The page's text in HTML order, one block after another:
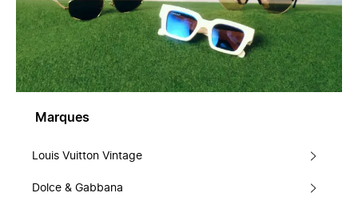
Marques
Louis Vuitton Vintage
Dolce & Gabbana